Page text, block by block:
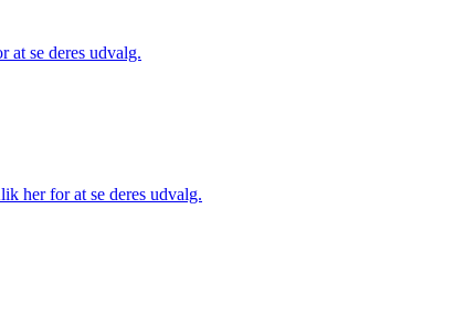
at se deres udvalg.
her for at se deres udvalg.